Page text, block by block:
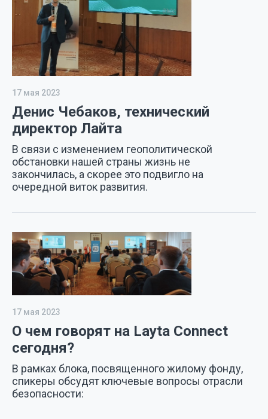
17 мая 2023
Денис Чебаков, технический
директор Лайта
В связи с изменением геополитической
обстановки нашей страны жизнь не
закончилась, а скорее это подвигло на
очередной виток развития.
17 мая 2023
О чем говорят на Layta Connect
сегодня?
В рамках блока, посвященного жилому фонду,
спикеры обсудят ключевые вопросы отрасли
безопасности: